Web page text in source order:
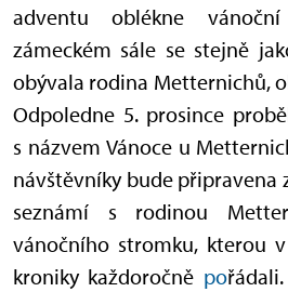
adventu oblékne
zámeckém sále se stejně
obývala rodina Metternichů,
Odpoledne 5. prosince
s názvem Vánoce u
návštěvníky bude připravena
seznámí s rodinou
vánočního stromku, kterou
kroniky každoročně po